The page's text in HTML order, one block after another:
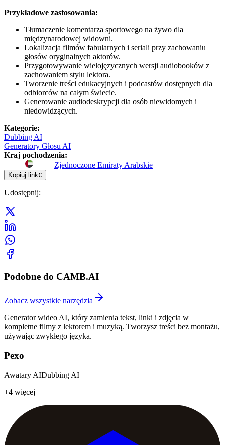
Przykładowe zastosowania:
Tłumaczenie komentarza sportowego na żywo dla
międzynarodowej widowni.
Lokalizacja filmów fabularnych i seriali przy zachowaniu
głosów oryginalnych aktorów.
Przygotowywanie wielojęzycznych wersji audiobooków z
zachowaniem stylu lektora.
Tworzenie treści edukacyjnych i podcastów dostępnych dla
odbiorców na całym świecie.
Generowanie audiodeskrypcji dla osób niewidomych i
niedowidzących.
Kategorie:
Dubbing AI
Generatory Głosu AI
Kraj pochodzenia:
Zjednoczone Emiraty Arabskie
Kopiuj linkC
Udostępnij:
Podobne do CAMB.AI
Zobacz wszystkie narzędzia
Generator wideo AI, który zamienia tekst, linki i zdjęcia w
kompletne filmy z lektorem i muzyką. Tworzysz treści bez montażu,
używając zwykłego języka.
Pexo
Awatary AIDubbing AI
+4 więcej